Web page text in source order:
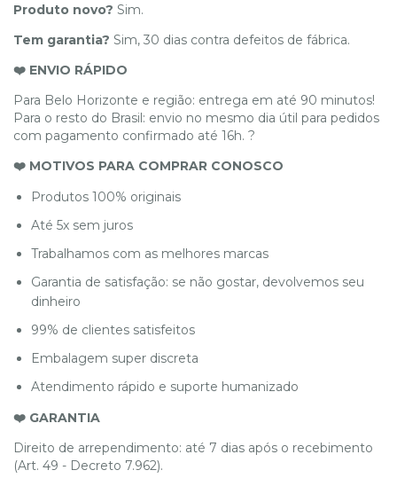
Produto novo? Sim.
Tem garantia? Sim, 30 dias contra defeitos de fábrica.
❤️ ENVIO RÁPIDO
Para Belo Horizonte e região: entrega em até 90 minutos!
Para o resto do Brasil: envio no mesmo dia útil para pedidos
com pagamento confirmado até 16h. ?
❤️ MOTIVOS PARA COMPRAR CONOSCO
Produtos 100% originais
Até 5x sem juros
Trabalhamos com as melhores marcas
Garantia de satisfação: se não gostar, devolvemos seu
dinheiro
99% de clientes satisfeitos
Embalagem super discreta
Atendimento rápido e suporte humanizado
❤️ GARANTIA
Direito de arrependimento: até 7 dias após o recebimento
(Art. 49 - Decreto 7.962).